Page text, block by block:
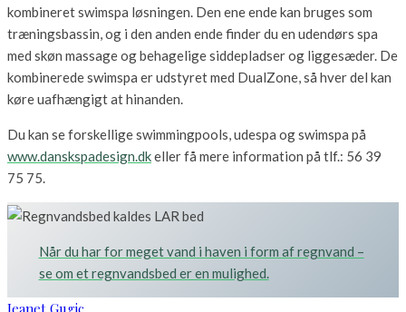
kombineret swimspa løsningen. Den ene ende kan bruges som
træningsbassin, og i den anden ende finder du en udendørs spa
med skøn massage og behagelige siddepladser og liggesæder. De
kombinerede swimspa er udstyret med DualZone, så hver del kan
køre uafhængigt at hinanden.
Du kan se forskellige swimmingpools, udespa og swimspa på
www.danskspadesign.dkeller få mere information på tlf.: 56 39
75 75.
Når du har for meget vand i haven i form af regnvand –
se om et regnvandsbed er en mulighed.
Jeanet Gugic